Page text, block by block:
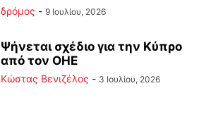
δρόμος - 9 Ιουλίου, 2026
Ψήνεται σχέδιο για την Κύπρο
από τον ΟΗΕ
Κώστας Βενιζέλος - 3 Ιουλίου, 2026